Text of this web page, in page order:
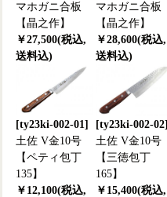
マホガニ合板
【晶之作】
￥27,500(税込,
送料込)
マホガニ合板
【晶之作】
￥28,600(税込,
送料込)
[ty23ki-002-01]
土佐 V金10号
【ペティ包丁
135】
￥12,100(税込,
[ty23ki-002-02]
土佐 V金10号
【三徳包丁
165】
￥15,400(税込,